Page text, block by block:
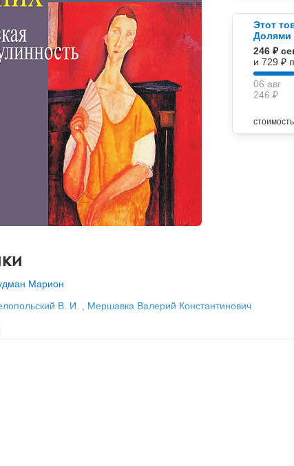
Этот
Долями
246 ₽
и 729 ₽
06 авг
246 ₽
Марион
В. И.
Мершавка Валерий Константинович
психология